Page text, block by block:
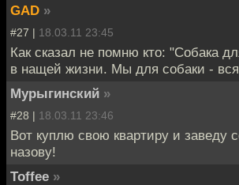
GAD »
#27 | 18.03.11 23:45
Как сказал не помню кто: "Собака
в нащей жизни. Мы для собаки -
Мурыгинский »
#28 | 18.03.11 23:46
Вот куплю свою квартиру и заведу
назову!
Toffee »